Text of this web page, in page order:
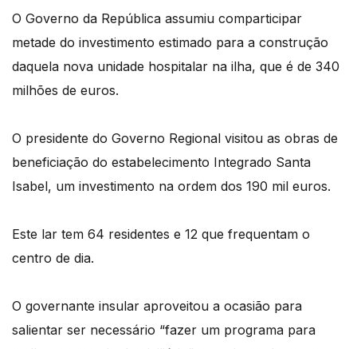
O Governo da República assumiu comparticipar
metade do investimento estimado para a construção
daquela nova unidade hospitalar na ilha, que é de 340
milhões de euros.
O presidente do Governo Regional visitou as obras de
beneficiação do estabelecimento Integrado Santa
Isabel, um investimento na ordem dos 190 mil euros.
Este lar tem 64 residentes e 12 que frequentam o
centro de dia.
O governante insular aproveitou a ocasião para
salientar ser necessário “fazer um programa para